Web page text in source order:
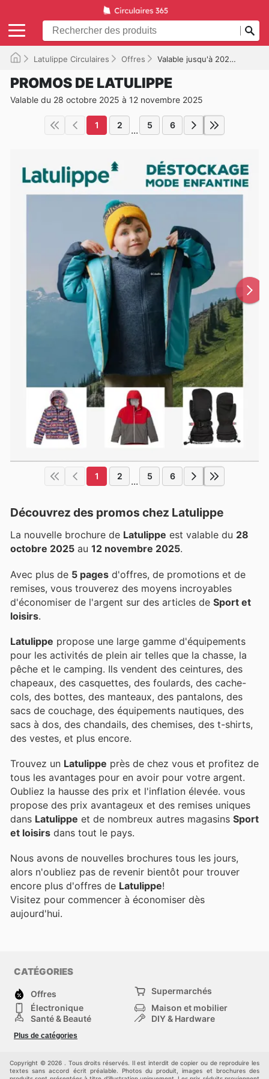
Latulippe Circulaires Offres Valable jusqu'à 2025-11-12
PROMOS DE LATULIPPE
Valable du 28 octobre 2025 à 12 novembre 2025
1 2 ... 5 6
1 2 ... 5 6
Découvrez des promos chez Latulippe
La nouvelle brochure de Latulippe est valable du 28
octobre 2025 au 12 novembre 2025.
Avec plus de 5 pages d'offres, de promotions et de
remises, vous trouverez des moyens incroyables
d'économiser de l'argent sur des articles de Sport et
loisirs.
Latulippe propose une large gamme d'équipements
pour les activités de plein air telles que la chasse, la
pêche et le camping. Ils vendent des ceintures, des
chapeaux, des casquettes, des foulards, des cache-
cols, des bottes, des manteaux, des pantalons, des
sacs de couchage, des équipements nautiques, des
sacs à dos, des chandails, des chemises, des t-shirts,
des vestes, et plus encore.
Trouvez un Latulippe près de chez vous et profitez de
tous les avantages pour en avoir pour votre argent.
Oubliez la hausse des prix et l'inflation élevée. vous
propose des prix avantageux et des remises uniques
dans Latulippe et de nombreux autres magasins Sport
et loisirs dans tout le pays.
Nous avons de nouvelles brochures tous les jours,
alors n'oubliez pas de revenir bientôt pour trouver
encore plus d'offres de Latulippe!
Visitez pour commencer à économiser dès
aujourd'hui.
CATÉGORIES
Offres
Supermarchés
Électronique
Maison et mobilier
Santé & Beauté
DIY & Hardware
Sport et loisirs
Bébé
Plus de catégories
Copyright © 2026 . Tous droits réservés. Il est interdit de copier ou de reproduire les
textes sans accord écrit préalable. Photos du produit, images et brochures des